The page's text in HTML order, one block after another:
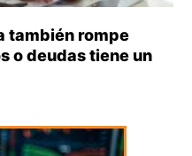
también rompe
o deudas tiene un